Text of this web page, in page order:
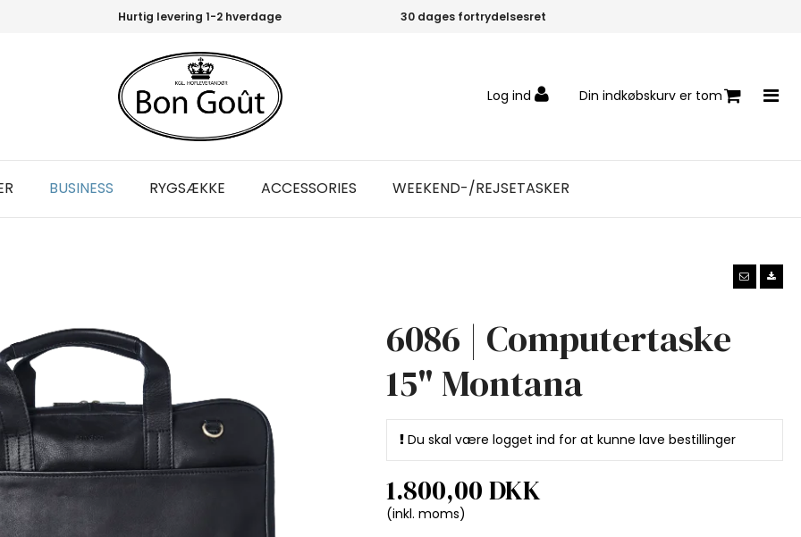
Hurtig levering 1-2 hverdage 30 dages fortrydelsesret
Log ind Din indkøbskurv er tom
BUSINESS RYGSÆKKE ACCESSORIES WEEKEND-/REJSETASKER
6086 | Computertaske
15" Montana
Du skal være logget ind for at kunne lave bestillinger
1.800,00 DKK
(inkl. moms)